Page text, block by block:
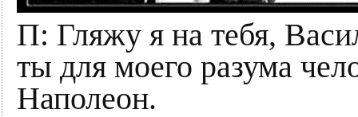
П: Гляжу я на тебя,
ты для моего разума
Наполеон.